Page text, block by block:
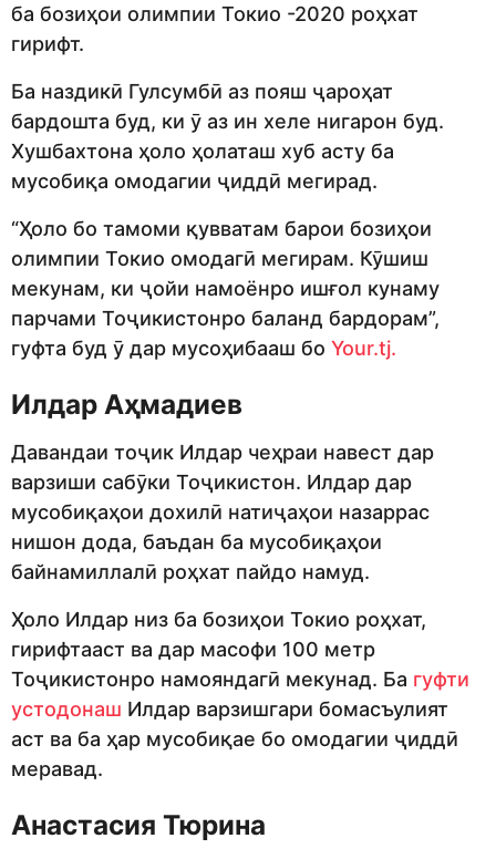
ба бозиҳои олимпии Токио -2020 роҳхат
гирифт.
Ба наздикӣ Гулсумбӣ аз пояш ҷароҳат
бардошта буд, ки ӯ аз ин хеле нигарон буд.
Хушбахтона ҳоло ҳолаташ хуб асту ба
мусобиқа омодагии ҷиддӣ мегирад.
“Ҳоло бо тамоми қувватам барои бозиҳои
олимпии Токио омодагӣ мегирам. Кӯшиш
мекунам, ки ҷойи намоёнро ишғол кунаму
парчами Тоҷикистонро баланд бардорам”,
гуфта буд ӯ дар мусоҳибааш бо Your.tj.
Илдар Аҳмадиев
Давандаи тоҷик Илдар чеҳраи навест дар
варзиши сабӯки Тоҷикистон. Илдар дар
мусобиқаҳои дохилӣ натиҷаҳои назаррас
нишон дода, баъдан ба мусобиқаҳои
байнамиллалӣ роҳхат пайдо намуд.
Ҳоло Илдар низ ба бозиҳои Токио роҳхат,
гирифтааст ва дар масофи 100 метр
Тоҷикистонро намояндагӣ мекунад. Ба гуфти
устодонаш Илдар варзишгари бомасъулият
аст ва ба ҳар мусобиқае бо омодагии ҷиддӣ
меравад.
Анастасия Тюрина